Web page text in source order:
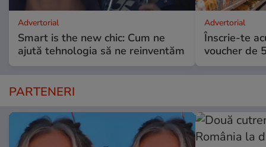
Advertorial
Smart is the new chic: Cum ne
ajută tehnologia să ne reinventăm
Advertorial
Înscrie-te
voucher de
PARTENERI